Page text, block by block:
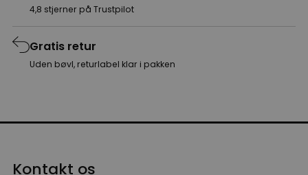
4,8 stjerner på Trustpilot
Gratis retur
Uden bøvl, returlabel klar i pakken
Kontakt os